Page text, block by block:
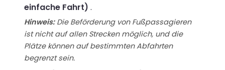
einfache Fahrt) .
Hinweis:Die Beförderung von Fußpassagieren
ist nicht auf allen Strecken möglich, und die
Plätze können auf bestimmten Abfahrten
begrenzt sein.